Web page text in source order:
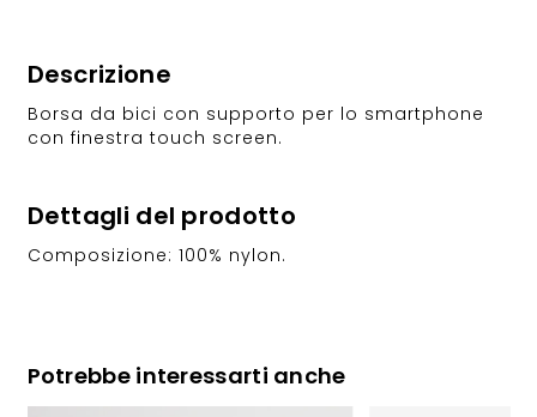
Descrizione
Borsa da bici con supporto per lo smartphone
con finestra touch screen.
Dettagli del prodotto
Composizione: 100% nylon.
Potrebbe interessarti anche